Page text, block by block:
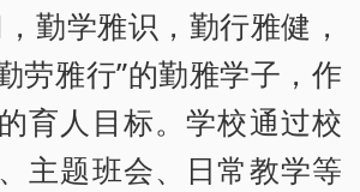
勤学雅识，勤行雅健，
劳雅行”的勤雅学子，作
育人目标。学校通过校
主题班会、日常教学等